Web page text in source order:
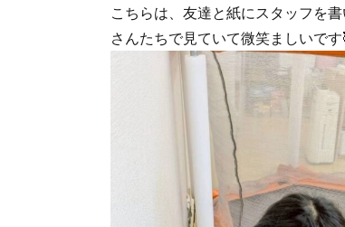
こちらは、友達と紙にスタッフを
さんたちで見ていて微笑ましいで